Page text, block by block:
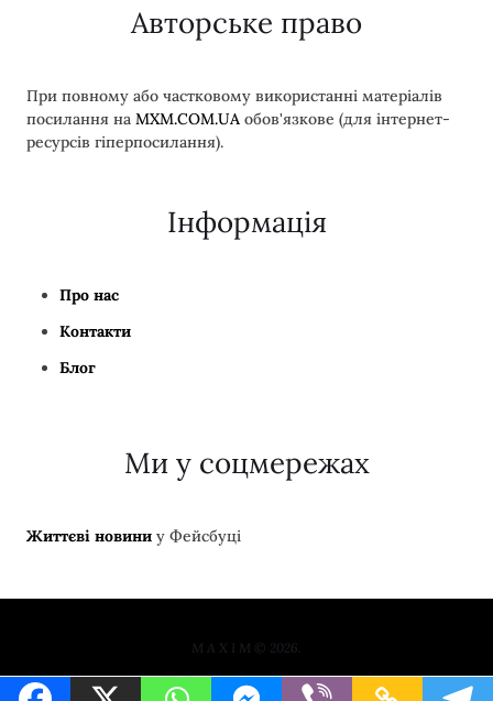
Авторське право
При повному або частковому використанні матеріалів
посилання на MXM.COM.UA обов'язкове (для інтернет-
ресурсів гіперпосилання).
Інформація
Про нас
Контакти
Блог
Ми у соцмережах
Життєві новини у Фейсбуці
M A X I M © 2026.